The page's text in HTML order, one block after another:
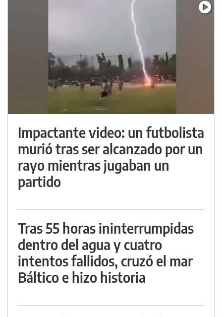
Impactante video: un futbolista
murió tras ser alcanzado por un
rayo mientras jugaban un
partido
Tras 55 horas ininterrumpidas
dentro del agua y cuatro
intentos fallidos, cruzó el mar
Báltico e hizo historia